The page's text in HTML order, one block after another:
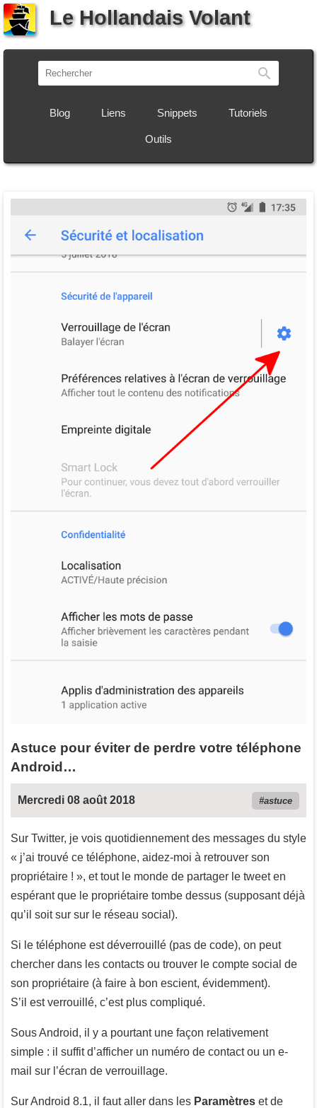
Le Hollandais Volant
Blog Liens Snippets Tutoriels
Outils
Astuce pour éviter de perdre votre téléphone
Android…
Mercredi 08 août 2018 astuce
Sur Twitter, je vois quotidiennement des messages du style
« j’ai trouvé ce téléphone, aidez-moi à retrouver son
propriétaire ! », et tout le monde de partager le tweet en
espérant que le propriétaire tombe dessus (supposant déjà
qu’il soit sur sur le réseau social).
Si le téléphone est déverrouillé (pas de code), on peut
chercher dans les contacts ou trouver le compte social de
son propriétaire (à faire à bon escient, évidemment).
S’il est verrouillé, c’est plus compliqué.
Sous Android, il y a pourtant une façon relativement
simple : il suffit d’afficher un numéro de contact ou un e-
mail sur l’écran de verrouillage.
Sur Android 8.1, il faut aller dans les Paramètres et de